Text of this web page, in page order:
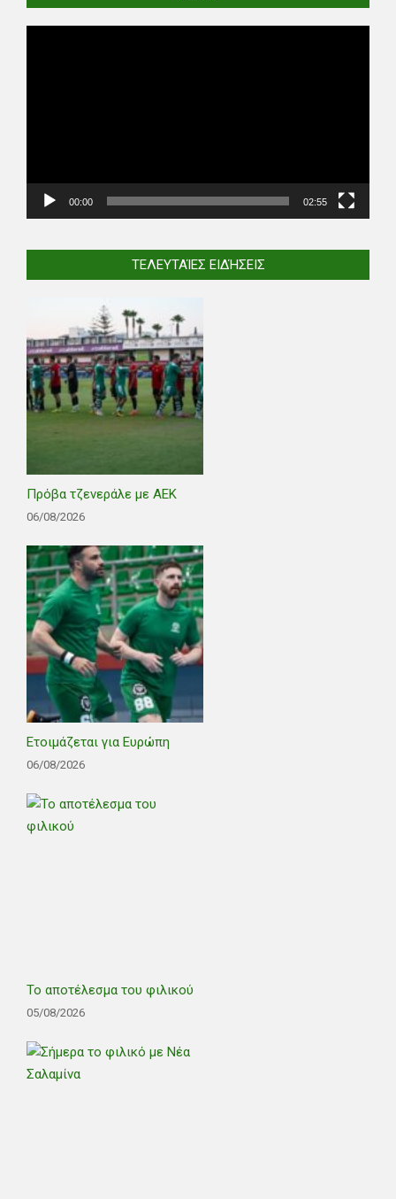
00:00 02:55
ΤΕΛΕΥΤΑΊΕΣ ΕΙΔΉΣΕΙΣ
Πρόβα τζενεράλε με ΑΕΚ
06/08/2026
Ετοιμάζεται για Ευρώπη
06/08/2026
Το αποτέλεσμα του φιλικού
05/08/2026